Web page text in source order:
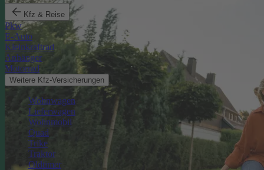
Kfz & Reise
Pkw
E-Auto
Kleinkraftrad
Anhänger
Motorrad
Weitere Kfz-Versicherungen
Wohnwagen
Lieferwagen
Wohnmobil
Quad
Trike
Traktor
Oldtimer